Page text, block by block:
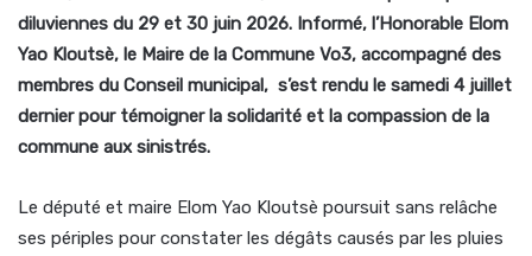
diluviennes du 29 et 30 juin 2026. Informé, l’Honorable Elom
Yao Kloutsè, le Maire de la Commune Vo3, accompagné des
membres du Conseil municipal, s’est rendu le samedi 4 juillet
dernier pour témoigner la solidarité et la compassion de la
commune aux sinistrés.
Le député et maire Elom Yao Kloutsè poursuit sans relâche
ses périples pour constater les dégâts causés par les pluies